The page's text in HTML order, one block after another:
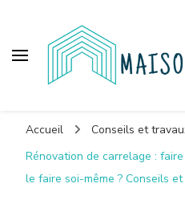
Accueil Conseils et
Rénovation de carrelage :
le faire soi-même ? Conseils